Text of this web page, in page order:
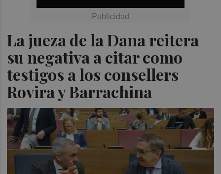
La jueza de la Dana reitera
su negativa a citar como
testigos a los consellers
Rovira y Barrachina